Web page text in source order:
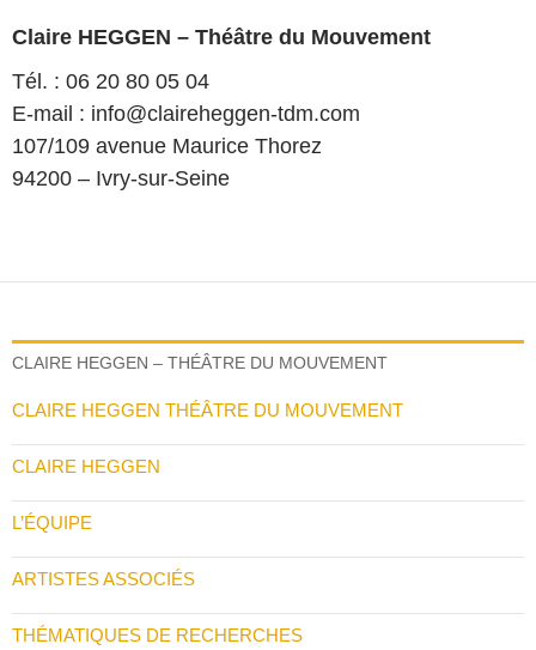
Claire HEGGEN – Théâtre du Mouvement
Tél. : 06 20 80 05 04
E-mail : info@claireheggen-tdm.com
107/109 avenue Maurice Thorez
94200 – Ivry-sur-Seine
CLAIRE HEGGEN – THÉÂTRE DU MOUVEMENT
CLAIRE HEGGEN THÉÂTRE DU MOUVEMENT
CLAIRE HEGGEN
L’ÉQUIPE
ARTISTES ASSOCIÉS
THÉMATIQUES DE RECHERCHES